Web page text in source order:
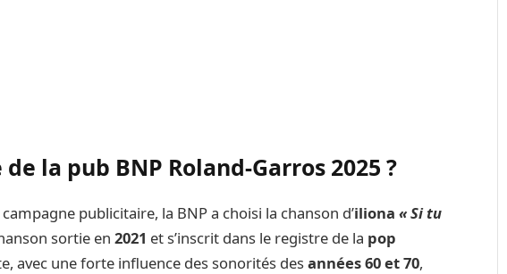
la pub BNP Roland-Garros 2025 ?
publicitaire, la BNP a choisi la chanson d’iliona « Si tu
sortie en 2021 et s’inscrit dans le registre de la pop
avec une forte influence des sonorités desannées 60 et 70,